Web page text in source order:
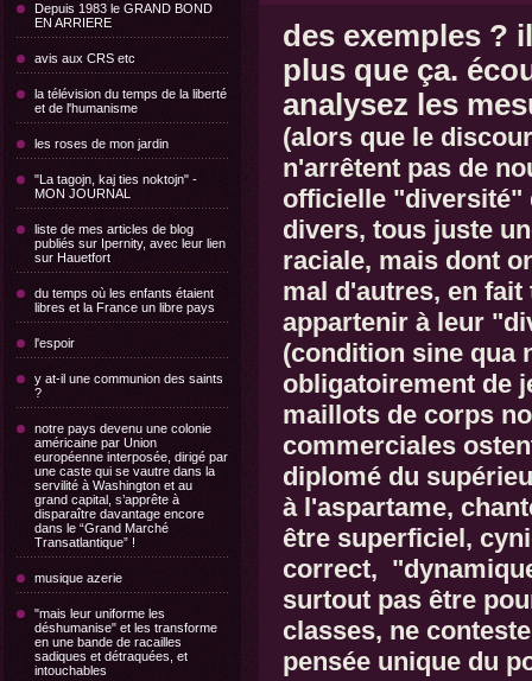
Depuis 1983 le GRAND BOND
EN ARRIERE
avis aux CRS etc
la télévision du temps de la liberté
et de l'humanisme
les roses de mon jardin
"La tagojn, kaj ties noktojn" -
MON JOURNAL
liste de mes articles de blog
publiés sur Ipernity, avec leur lien
sur Hauetfort
du temps où les enfants étaient
libres et la France un libre pays
l'espoir
y at-il une communion des saints
?
notre pays devenu une colonie
américaine par Union
européenne interposée, dirigé par
une caste qui se vautre dans la
servilité à Washington et au
grand capital, s’apprête à
disparaître davantage encore
dans le “Grand Marché
Transatlantique” !
musique azerie
"mais leur uniforme les
déshumanise" et les transforme
en une bande de racailles
sadiques et détraquées, et
intouchables
des exemples ?
plus que ça.
analysez les
(alors que le
n'arrêtent pas de
officielle "diversité"
divers, tous juste
raciale, mais dont
mal d'autres, en
appartenir à leur
(condition sine qua
obligatoirement de
maillots de corps
commerciales
diplomé du
à l'aspartame,
être superficiel,
correct,
surtout pas être
classes, ne
pensée unique du